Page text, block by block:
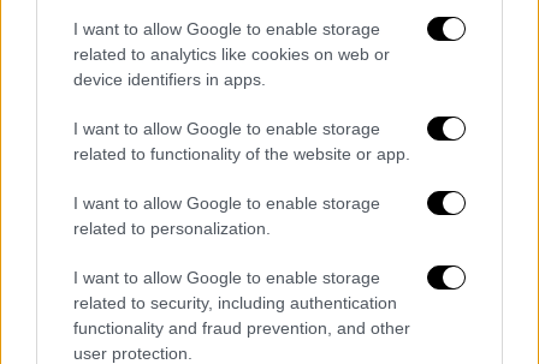
I want to allow Google to enable storage
related to analytics like cookies on web or
device identifiers in apps.
I want to allow Google to enable storage
related to functionality of the website or app.
I want to allow Google to enable storage
related to personalization.
I want to allow Google to enable storage
related to security, including authentication
functionality and fraud prevention, and other
user protection.
Για τη δεύτερη εβδομάδα, 25 Μαΐου - 1
Ιουνίου, από τη συνολική εικόνα δ
προκύπτει ισχυρό σήμα για πρώιμο καύσωνα
ή παρατεταμένη θερμή εισβολή στην Ελλάδα
καταλήγει ο Θοδωρής Κολυδάς.
video